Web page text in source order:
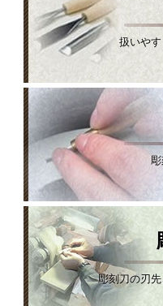
扱いやす
彫刻刀の刃先